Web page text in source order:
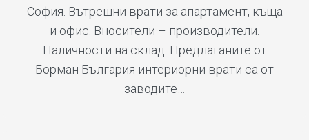
София. Вътрешни врати за апартамент, къща
и офис. Вносители – производители.
Наличности на склад. Предлаганите от
Борман България интериорни врати са от
заводите…